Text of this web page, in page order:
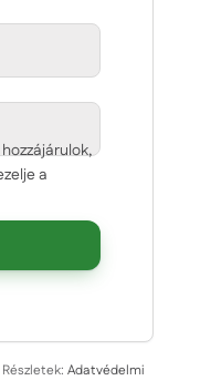
hozzájárulok,
a
Részletek:Adatvédelmi